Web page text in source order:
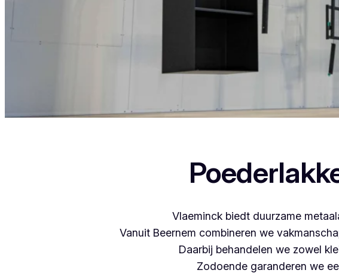
Vlaeminck biedt duurzame
Vanuit Beernem combineren we
Daarbij behandelen we zowel
Zodoende garanderen we